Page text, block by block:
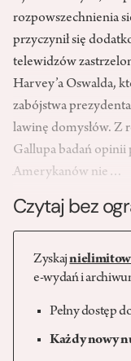
rozpowszechnienia
przyczynił się
telewidzów
Harvey’a Oswalda,
zabójstwa
lawinę domysłów. Z
Gallupa badań opinii
Amerykanów nie…
Czytaj bez
Zyskaj
e-wydań i
Pełny dostęp
Każdy nowy